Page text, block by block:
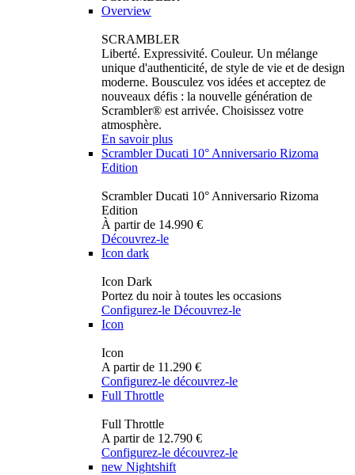
Overview
SCRAMBLER
Liberté. Expressivité. Couleur. Un mélange
unique d'authenticité, de style de vie et de design
moderne. Bousculez vos idées et acceptez de
nouveaux défis : la nouvelle génération de
Scrambler® est arrivée. Choisissez votre
atmosphère.
En savoir plus
Scrambler Ducati 10° Anniversario Rizoma
Edition
Scrambler Ducati 10° Anniversario Rizoma
Edition
À partir de 14.990 €
Découvrez-le
Icon dark
Icon Dark
Portez du noir à toutes les occasions
Configurez-le Découvrez-le
Icon
Icon
A partir de 11.290 €
Configurez-le découvrez-le
Full Throttle
Full Throttle
A partir de 12.790 €
Configurez-le découvrez-le
new Nightshift